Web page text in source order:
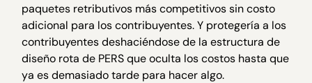
paquetes retributivos más competitivos sin costo
adicional para los contribuyentes. Y protegería a los
contribuyentes deshaciéndose de la estructura de
diseño rota de PERS que oculta los costos hasta que
ya es demasiado tarde para hacer algo.